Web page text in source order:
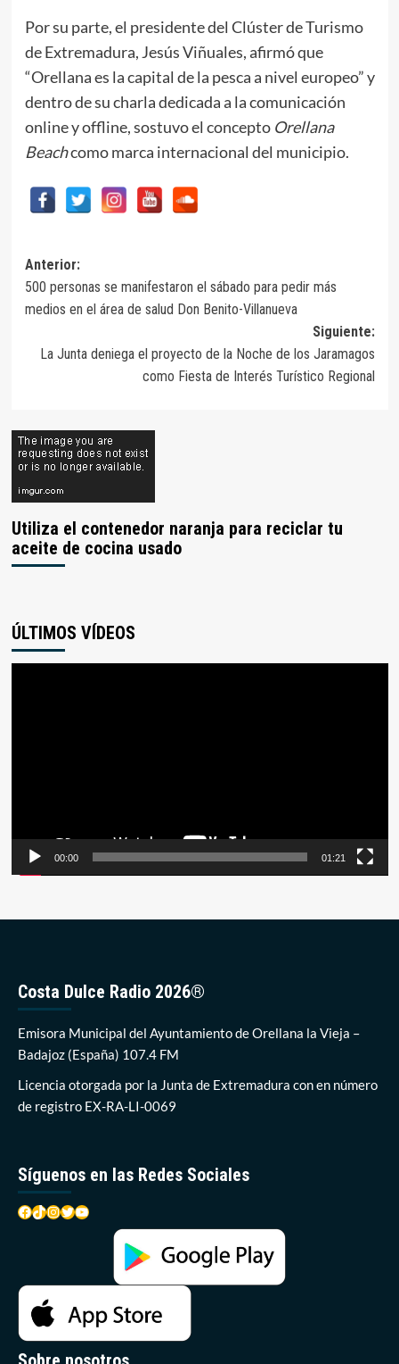
Por su parte, el presidente del Clúster de Turismo
de Extremadura, Jesús Viñuales, afirmó que
“Orellana es la capital de la pesca a nivel europeo” y
dentro de su charla dedicada a la comunicación
online y offline, sostuvo el concepto Orellana
Beachcomo marca internacional del municipio.
Navegación
de
Anterior:
500 personas se manifestaron el sábado para pedir más
medios en el área de salud Don Benito-Villanueva
Siguiente:
La Junta deniega el proyecto de la Noche de los Jaramagos
como Fiesta de Interés Turístico Regional
Utiliza el contenedor naranja para reciclar tu
aceite de cocina usado
ÚLTIMOS VÍDEOS
00:00 01:21
Costa Dulce Radio 2026®
Emisora Municipal del Ayuntamiento de Orellana la Vieja –
Badajoz (España) 107.4 FM
Licencia otorgada por la Junta de Extremadura con en número
de registro EX-RA-LI-0069
Síguenos en las Redes Sociales
Facebook
TikTok
Instagram
Twitter
YouTube